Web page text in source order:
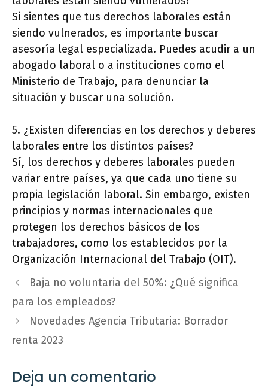
Si sientes que tus derechos laborales están
siendo vulnerados, es importante buscar
asesoría legal especializada. Puedes acudir a un
abogado laboral o a instituciones como el
Ministerio de Trabajo, para denunciar la
situación y buscar una solución.
5. ¿Existen diferencias en los derechos y deberes
laborales entre los distintos países?
Sí, los derechos y deberes laborales pueden
variar entre países, ya que cada uno tiene su
propia legislación laboral. Sin embargo, existen
principios y normas internacionales que
protegen los derechos básicos de los
trabajadores, como los establecidos por la
Organización Internacional del Trabajo (OIT).
Baja no voluntaria del 50%: ¿Qué significa
para los empleados?
Novedades Agencia Tributaria: Borrador
renta 2023
Deja un comentario